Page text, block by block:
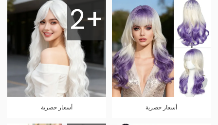
أسعار حصرية
2+
أسعار حصرية